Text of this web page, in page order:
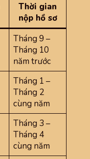
Thời gian
nộp hồ sơ
Tháng 9 –
Tháng 10
năm trước
Tháng 1 –
Tháng 2
cùng năm
Tháng 3 –
Tháng 4
cùng năm